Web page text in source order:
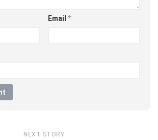
Email *
NEXT STORY